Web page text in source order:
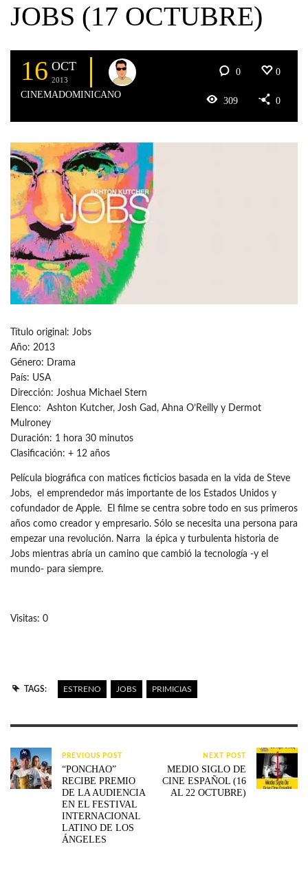
JOBS (17 OCTUBRE)
16 OCT
2013
CINEMADOMINICANO
0 0
309 0
Título original: Jobs
Año: 2013
Género: Drama
País: USA
Dirección: Joshua Michael Stern
Elenco: Ashton Kutcher, Josh Gad, Ahna O’Reilly y Dermot
Mulroney
Duración: 1 hora 30 minutos
Clasificación: + 12 años
Película biográfica con matices ficticios basada en la vida de Steve
Jobs, el emprendedor más importante de los Estados Unidos y
cofundador de Apple. El filme se centra sobre todo en sus primeros
años como creador y empresario. Sólo se necesita una persona para
empezar una revolución. Narra la épica y turbulenta historia de
Jobs mientras abría un camino que cambió la tecnología -y el
mundo- para siempre.
Visitas: 0
TAGS: ESTRENO JOBS PRIMICIAS
PREVIOUS POST
“PONCHAO”
RECIBE PREMIO
DE LA AUDIENCIA
EN EL FESTIVAL
INTERNACIONAL
LATINO DE LOS
ÁNGELES
NEXT POST
MEDIO SIGLO DE
CINE ESPAÑOL (16
AL 22 OCTUBRE)